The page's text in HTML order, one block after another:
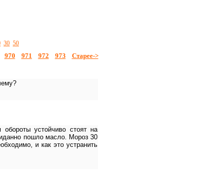
30 50
970 971 972 973 Старее->
устойчиво стоят на
пошло масло. Мороз 30
и как это устранить